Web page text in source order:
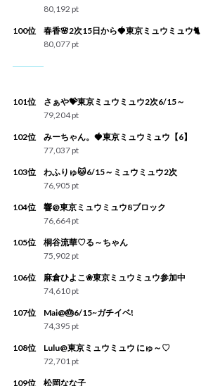
80,192 pt
100位
春香🌸2次15日から🍓東京ミュウミュウ🐈
80,077 pt
101位
さぁや💝東京ミュウミュウ2次6/15～
79,204 pt
102位
みーちゃん。🍓東京ミュウミュウ【6】
77,037 pt
103位
わふりゅ🐱6/15～ミュウミュウ2次
76,905 pt
104位
響@東京ミュウミュウ8ブロック
76,664 pt
105位
桐谷流華♡る～ちゃん
75,902 pt
106位
麻倉ひよこ❀東京ミュウミュウ参加中
74,610 pt
107位
Mai@🎂6/15~ガチイベ!
74,395 pt
108位
Lulu@東京ミュウミュウ にゅ～♡
72,701 pt
109位 松岡なな子